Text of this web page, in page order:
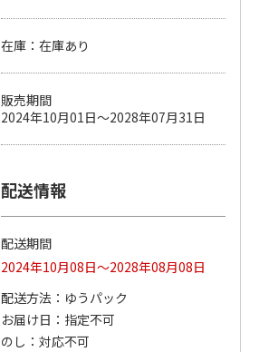
ペット線香 虹のか
なた フルーティフ
ローラルの香り
590円
(送料別・税込)
えBOX とりささ…
380円
(送料別・税込)
在庫：在庫あり
販売期間
2024年10月01日～2028年07月31日
配送情報
配送期間
2024年10月08日～2028年08月08日
配送方法
ゆうパック
お届け日
指定不可
のし
対応不可